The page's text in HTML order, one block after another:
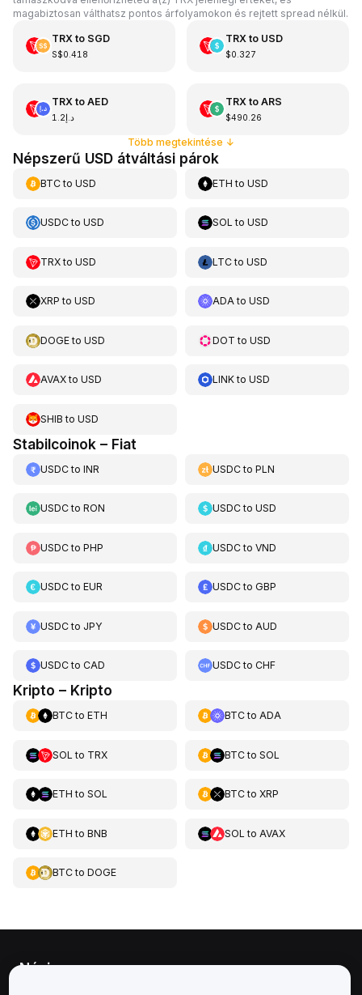
magabiztosan válthatsz pontos árfolyamokon és rejtett spread nélkül.
TRX to SGD
S$0.418
TRX to USD
$0.327
TRX to AED
د.إ1.2
TRX to ARS
$490.26
Több megtekintése ↓
Népszerű USD átváltási párok
BTCto USD ETH toUSD
USDCto USD SOL toUSD
TRXto USD LTCtoUSD
XRP to USD ADAtoUSD
DOGEto USD DOT toUSD
AVAXto USD LINKtoUSD
SHIB to USD
Stabilcoinok – Fiat
USDCto INR USDCtoPLN
USDCto RON USDCtoUSD
USDCto PHP USDCtoVND
USDCto EUR USDCtoGBP
USDCto JPY USDCto AUD
USDCto CAD USDCtoCHF
Kripto – Kripto
BTCto ETH BTCto ADA
SOL to TRX BTCto SOL
ETH to SOL BTCto XRP
ETH to BNB SOL to AVAX
BTCto DOGE
Névjegy